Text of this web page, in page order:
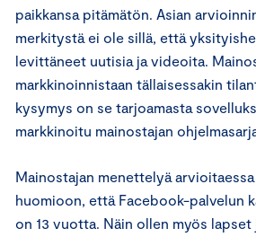
paikkansa pitämätön. Asian
merkitystä ei ole sillä, että
levittäneet uutisia ja videoita.
markkinoinnistaan tällaisessakin
kysymys on se tarjoamasta
markkinoitu mainostajan
Mainostajan menettelyä
huomioon, että Facebook-palvelun
on 13 vuotta. Näin ollen myös